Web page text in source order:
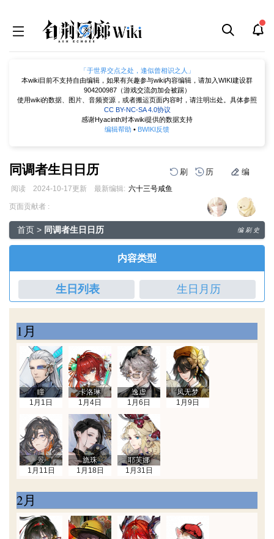
「于世界交点之处，逢似曾相识之人」
本wiki目前不支持自由编辑，如果有兴趣参与wiki内容编辑，请加入WIKI建设群
904200987（游戏交流勿加会被踢）
使用wiki的数据、图片、音频资源，或者搬运页面内容时，请注明出处。具体参照
CC BY-NC-SA 4.0协议
感谢Hyacinth对本wiki提供的数据支持
编辑帮助 • BWIKI反馈
同调者生日日历 刷 历 编
阅读 2024-10-17更新 最新编辑: 六十三号咸鱼
跳
导
航
跳
搜
索
页面贡献者 :
首页 > 同调者生日日历 编 刷 史
内容类型
生日列表 生日月历
1月
瞳
1月1日
卡洛琳
1月4日
逸虚
1月6日
凤无梦
1月9日
景
1月11日
旒珠
1月18日
耶芙娜
1月31日
2月